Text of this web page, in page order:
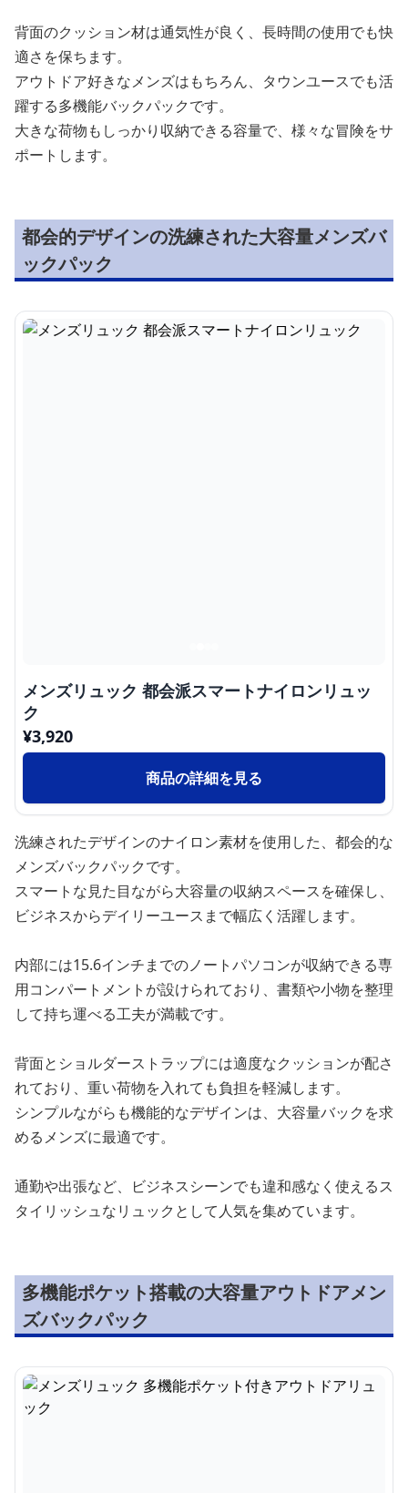
背面のクッション材は通気性が良く、長時間の使用でも快
適さを保ちます。
アウトドア好きなメンズはもちろん、タウンユースでも活
躍する多機能バックパックです。
大きな荷物もしっかり収納できる容量で、様々な冒険をサ
ポートします。
都会的デザインの洗練された大容量メンズバ
ックパック
メンズリュック 都会派スマートナイロンリュッ
ク
¥3,920
商品の詳細を見る
洗練されたデザインのナイロン素材を使用した、都会的な
メンズバックパックです。
スマートな見た目ながら大容量の収納スペースを確保し、
ビジネスからデイリーユースまで幅広く活躍します。
内部には15.6インチまでのノートパソコンが収納できる専
用コンパートメントが設けられており、書類や小物を整理
して持ち運べる工夫が満載です。
背面とショルダーストラップには適度なクッションが配さ
れており、重い荷物を入れても負担を軽減します。
シンプルながらも機能的なデザインは、大容量バックを求
めるメンズに最適です。
通勤や出張など、ビジネスシーンでも違和感なく使えるス
タイリッシュなリュックとして人気を集めています。
多機能ポケット搭載の大容量アウトドアメン
ズバックパック